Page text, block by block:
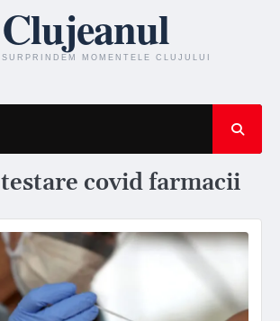
testare covid farmacii